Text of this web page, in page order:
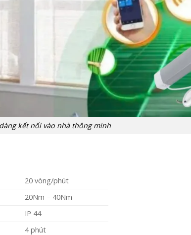
kết nối vào nhà thông minh
20 vòng/phút
20Nm – 40Nm
IP 44
4 phút